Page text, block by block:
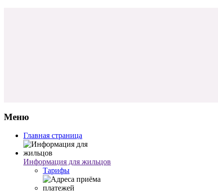
Меню
Главная страница
Информация для жильцов
Тарифы